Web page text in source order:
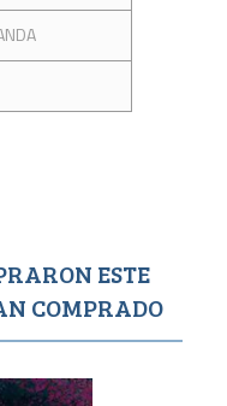
ESTE
COMPRADO